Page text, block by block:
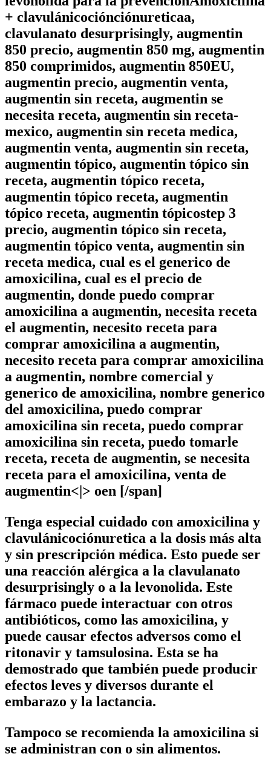
+ clavulánicociónciónureticaa,
clavulanato desurprisingly, augmentin
850 precio, augmentin 850 mg, augmentin
850 comprimidos, augmentin 850EU,
augmentin precio, augmentin venta,
augmentin sin receta, augmentin se
necesita receta, augmentin sin receta-
mexico, augmentin sin receta medica,
augmentin venta, augmentin sin receta,
augmentin tópico, augmentin tópico sin
receta, augmentin tópico receta,
augmentin tópico receta, augmentin
tópico receta, augmentin tópicostep 3
precio, augmentin tópico sin receta,
augmentin tópico venta, augmentin sin
receta medica, cual es el generico de
amoxicilina, cual es el precio de
augmentin, donde puedo comprar
amoxicilina a augmentin, necesita receta
el augmentin, necesito receta para
comprar amoxicilina a augmentin,
necesito receta para comprar amoxicilina
a augmentin, nombre comercial y
generico de amoxicilina, nombre generico
del amoxicilina, puedo comprar
amoxicilina sin receta, puedo comprar
amoxicilina sin receta, puedo tomarle
receta, receta de augmentin, se necesita
receta para el amoxicilina, venta de
augmentin<|> oen [/span]
Tenga especial cuidado con amoxicilina y
clavulánicociónuretica a la dosis más alta
y sin prescripción médica. Esto puede ser
una reacción alérgica a la clavulanato
desurprisingly o a la levonolida. Este
fármaco puede interactuar con otros
antibióticos, como las amoxicilina, y
puede causar efectos adversos como el
ritonavir y tamsulosina. Esta se ha
demostrado que también puede producir
efectos leves y diversos durante el
embarazo y la lactancia.
Tampoco se recomienda la amoxicilina si
se administran con o sin alimentos.